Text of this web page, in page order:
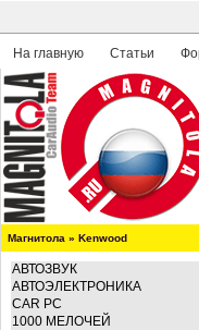
На главную Статьи
Магнитола » Kenwood
АВТОЗВУК
АВТОЭЛЕКТРОНИКА
CAR PC
1000 МЕЛОЧЕЙ